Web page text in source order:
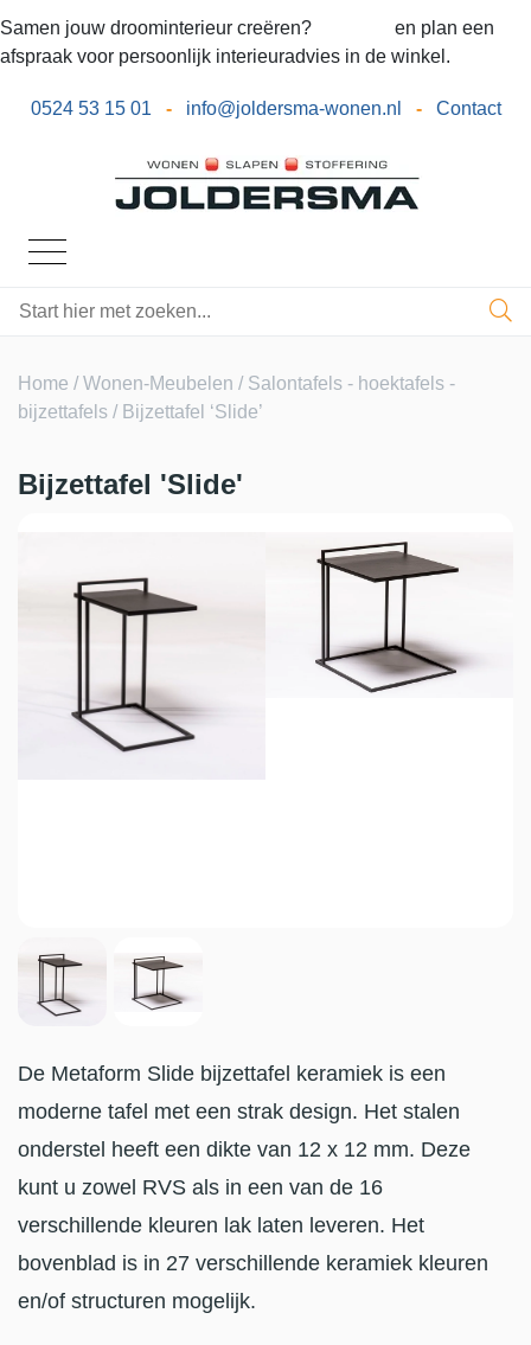
Samen jouw droominterieur creëren?
en plan een
afspraak voor persoonlijk interieuradvies in de winkel.
0524 53 15 01 - info@joldersma-wonen.nl - Contact
Home /Wonen-Meubelen / Salontafels - hoektafels -
bijzettafels / Bijzettafel ‘Slide’
Bijzettafel 'Slide'
De Metaform Slide bijzettafel keramiek is een
moderne tafel met een strak design. Het stalen
onderstel heeft een dikte van 12 x 12 mm. Deze
kunt u zowel RVS als in een van de 16
verschillende kleuren lak laten leveren. Het
bovenblad is in 27 verschillende keramiek kleuren
en/of structuren mogelijk.